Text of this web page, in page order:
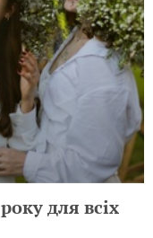
для всіх